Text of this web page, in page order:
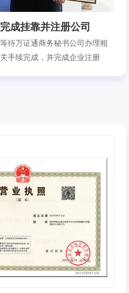
完成挂靠并注册公司
等待万证通商务秘书公司办理相
关手续完成，并完成企业注册